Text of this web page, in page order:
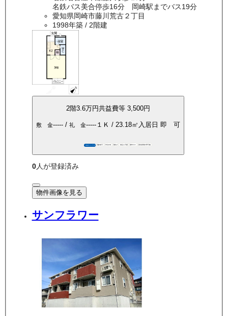
名鉄バス美合停歩16分 岡崎駅までバス19分
愛知県岡崎市藤川荒古２丁目
1998年築/ 2階建
2階3.6万円共益費等 3,500円
敷 金-----/ 礼 金-----１Ｋ / 23.18㎡ 入居日 即 可
360°パノラマ 高齢者可 P空き有 敷礼0 保証人不要 都市ガス 家具家電付帯可能
0人が登録済み
物件画像を見る
サンフラワー